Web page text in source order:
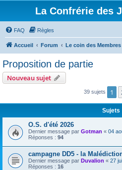
La Confrérie des
FAQ Règles
Accueil Forum Le coin des Membres
Proposition de partie
Nouveau sujet
39 sujets 1
Sujets
O.S. d'été 2026
Dernier message par Gotman « 04
Réponses : 94
campagne DD5 - la
Dernier message par Duvalion « 27
Réponses : 16